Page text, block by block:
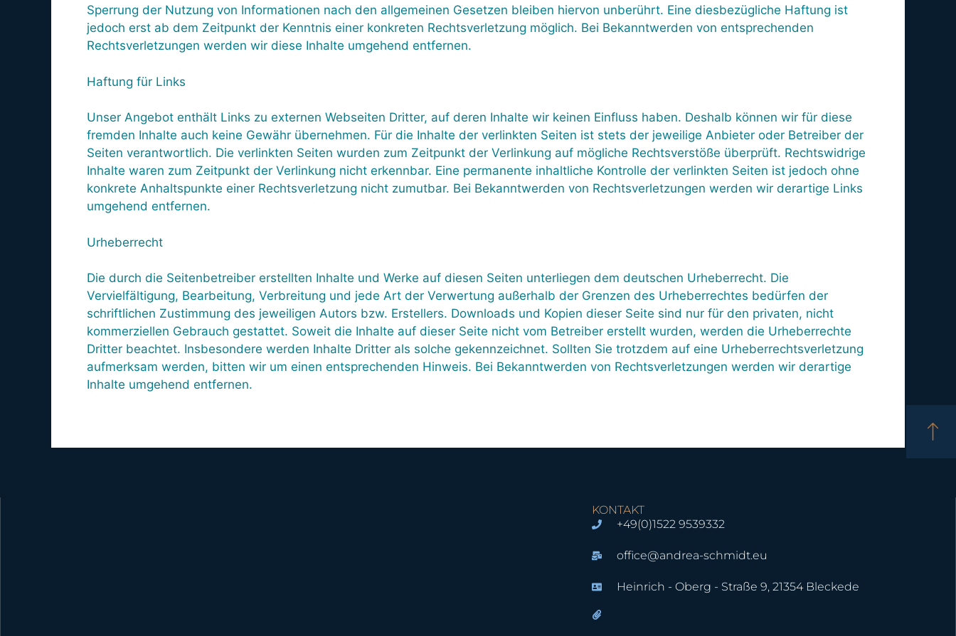
Sperrung der Nutzung von Informationen nach den allgemeinen Gesetzen bleiben hiervon unberührt. Eine diesbezügliche Haftung ist
jedoch erst ab dem Zeitpunkt der Kenntnis einer konkreten Rechtsverletzung möglich. Bei Bekanntwerden von entsprechenden
Rechtsverletzungen werden wir diese Inhalte umgehend entfernen.
Haftung für Links
Unser Angebot enthält Links zu externen Webseiten Dritter, auf deren Inhalte wir keinen Einfluss haben. Deshalb können wir für diese
fremden Inhalte auch keine Gewähr übernehmen. Für die Inhalte der verlinkten Seiten ist stets der jeweilige Anbieter oder Betreiber der
Seiten verantwortlich. Die verlinkten Seiten wurden zum Zeitpunkt der Verlinkung auf mögliche Rechtsverstöße überprüft. Rechtswidrige
Inhalte waren zum Zeitpunkt der Verlinkung nicht erkennbar. Eine permanente inhaltliche Kontrolle der verlinkten Seiten ist jedoch ohne
konkrete Anhaltspunkte einer Rechtsverletzung nicht zumutbar. Bei Bekanntwerden von Rechtsverletzungen werden wir derartige Links
umgehend entfernen.
Urheberrecht
Die durch die Seitenbetreiber erstellten Inhalte und Werke auf diesen Seiten unterliegen dem deutschen Urheberrecht. Die
Vervielfältigung, Bearbeitung, Verbreitung und jede Art der Verwertung außerhalb der Grenzen des Urheberrechtes bedürfen der
schriftlichen Zustimmung des jeweiligen Autors bzw. Erstellers. Downloads und Kopien dieser Seite sind nur für den privaten, nicht
kommerziellen Gebrauch gestattet. Soweit die Inhalte auf dieser Seite nicht vom Betreiber erstellt wurden, werden die Urheberrechte
Dritter beachtet. Insbesondere werden Inhalte Dritter als solche gekennzeichnet. Sollten Sie trotzdem auf eine Urheberrechtsverletzung
aufmerksam werden, bitten wir um einen entsprechenden Hinweis. Bei Bekanntwerden von Rechtsverletzungen werden wir derartige
Inhalte umgehend entfernen.
KONTAKT
+49(0)1522 9539332
office@andrea-schmidt.eu
Heinrich - Oberg - Straße 9, 21354 Bleckede